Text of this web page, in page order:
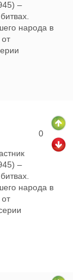
–
народа в
0
–
народа в